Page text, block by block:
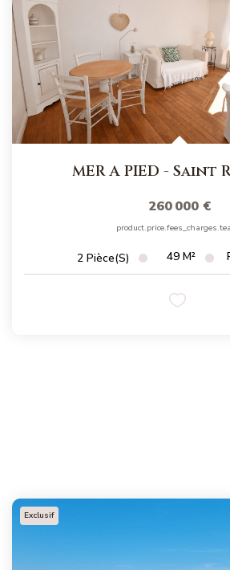
MER A PIED - Saint
260 000 €
2 Pièce(s) 49 M²
Exclusif